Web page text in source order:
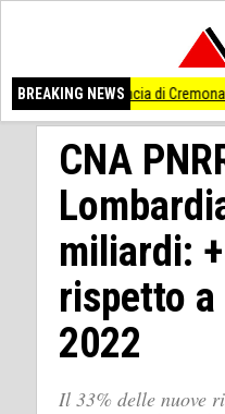
BREAKING NEWS
di Cremona interessata. I
CNA
miliardi:
rispetto
2022
Il 33% delle nuove